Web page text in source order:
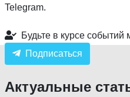
Telegram.
Будьте в курсе событий
Подписаться
Актуальные